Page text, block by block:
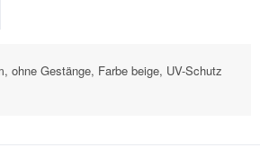
ohne Gestänge, Farbe beige, UV-Schutz